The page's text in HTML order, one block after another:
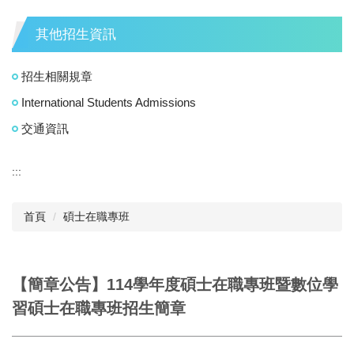
其他招生資訊
招生相關規章
International Students Admissions
交通資訊
:::
首頁 碩士在職專班
【簡章公告】114學年度碩士在職專班暨數位學
習碩士在職專班招生簡章